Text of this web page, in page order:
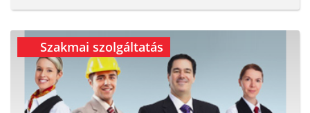
Szakmai szolgáltatás